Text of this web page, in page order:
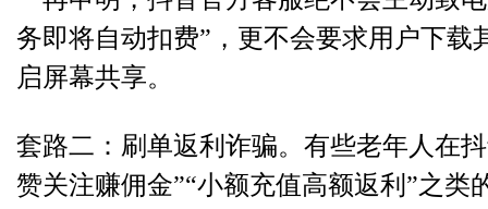
务即将自动扣费”，更不会要求用户下载
启屏幕共享。
套路二：刷单返利诈骗。有些老年人在
赞关注赚佣金”“小额充值高额返利”之类